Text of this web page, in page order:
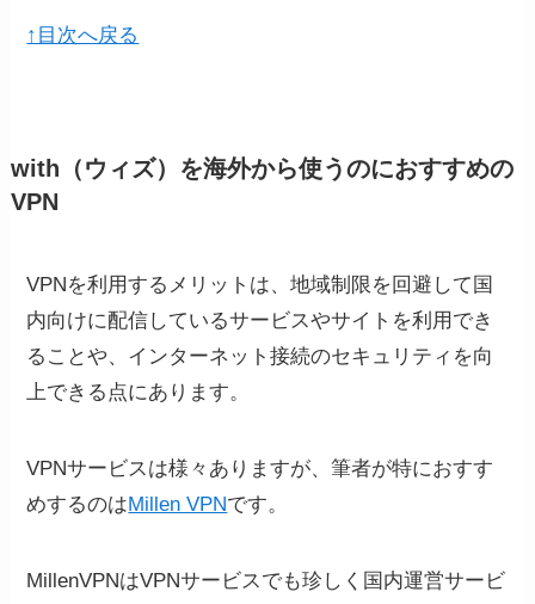
↑目次へ戻る
with（ウィズ）を海外から使うのにおすすめの
VPN
VPNを利用するメリットは、地域制限を回避して国
内向けに配信しているサービスやサイトを利用でき
ることや、インターネット接続のセキュリティを向
上できる点にあります。
VPNサービスは様々ありますが、筆者が特におすす
めするのはMillen VPNです。
MillenVPNはVPNサービスでも珍しく国内運営サービ